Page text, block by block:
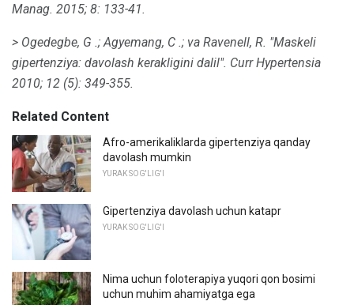
Manag. 2015; 8: 133-41.
> Ogedegbe, G .; Agyemang, C .; va Ravenell, R. "Maskeli
gipertenziya: davolash kerakligini dalil". Curr Hypertensia
2010; 12 (5): 349-355.
Related Content
Afro-amerikaliklarda gipertenziya qanday
davolash mumkin
YURAK SOG'LIG'I
Gipertenziya davolash uchun katapr
YURAK SOG'LIG'I
Nima uchun foloterapiya yuqori qon bosimi
uchun muhim ahamiyatga ega